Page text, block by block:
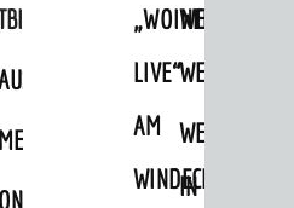
MEDIENANGEBOTE
ONLINE-
„WOINEM
LIVE“
AM
WINDECKPLATZ
WEINHEIMER
IN